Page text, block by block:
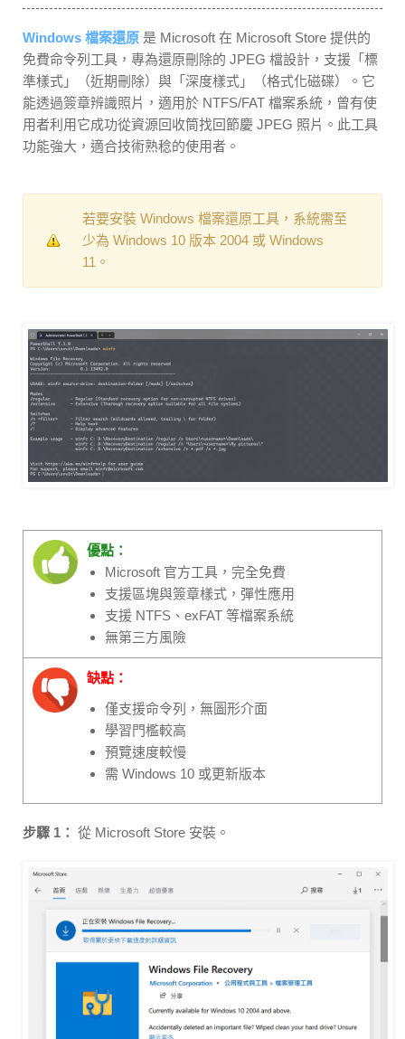
Windows 檔案還原 是 Microsoft 在 Microsoft Store 提供的
免費命令列工具，專為還原刪除的 JPEG 檔設計，支援「標
準樣式」（近期刪除）與「深度樣式」（格式化磁碟）。它
能透過簽章辨識照片，適用於 NTFS/FAT 檔案系統，曾有使
用者利用它成功從資源回收筒找回節慶 JPEG 照片。此工具
功能強大，適合技術熟稔的使用者。
若要安裝 Windows 檔案還原工具，系統需至
少為 Windows 10 版本 2004 或 Windows
11。
優點：
Microsoft 官方工具，完全免費
支援區塊與簽章樣式，彈性應用
支援 NTFS、exFAT 等檔案系統
無第三方風險
缺點：
僅支援命令列，無圖形介面
學習門檻較高
預覽速度較慢
需 Windows 10 或更新版本
步驟 1： 從 Microsoft Store 安裝。